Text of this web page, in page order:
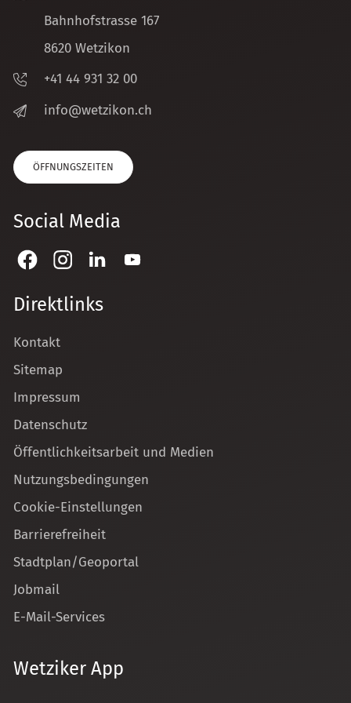
Bahnhofstrasse 167
8620 Wetzikon
+41 44 931 32 00
nf
w tz k n ch
ÖFFNUNGSZEITEN
Social Media
Direktlinks
Kontakt
Sitemap
Impressum
Datenschutz
Öffentlichkeitsarbeit und Medien
Nutzungsbedingungen
Cookie-Einstellungen
Barrierefreiheit
Stadtplan/Geoportal
Jobmail
E-Mail-Services
Wetziker App